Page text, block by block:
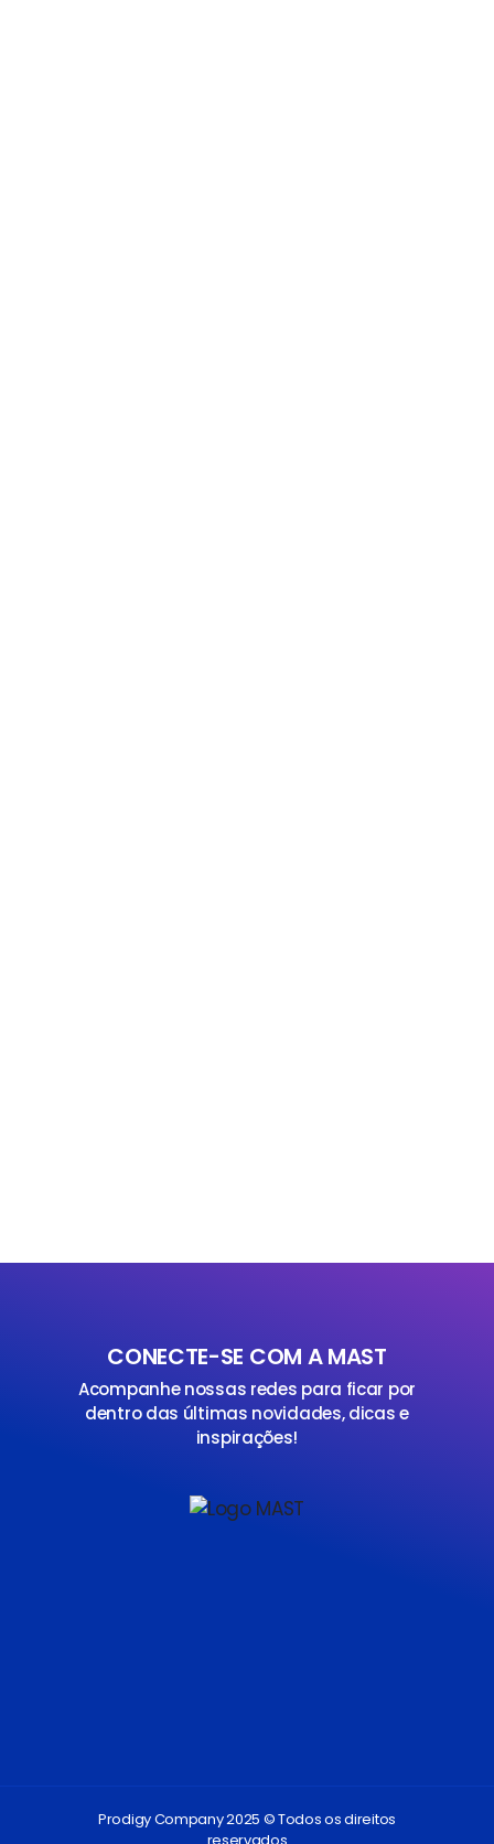
CONECTE-SE COM A MAST
Acompanhe nossas redes para ficar por
dentro das últimas novidades, dicas e
inspirações!
Prodigy Company 2025 © Todos os direitos